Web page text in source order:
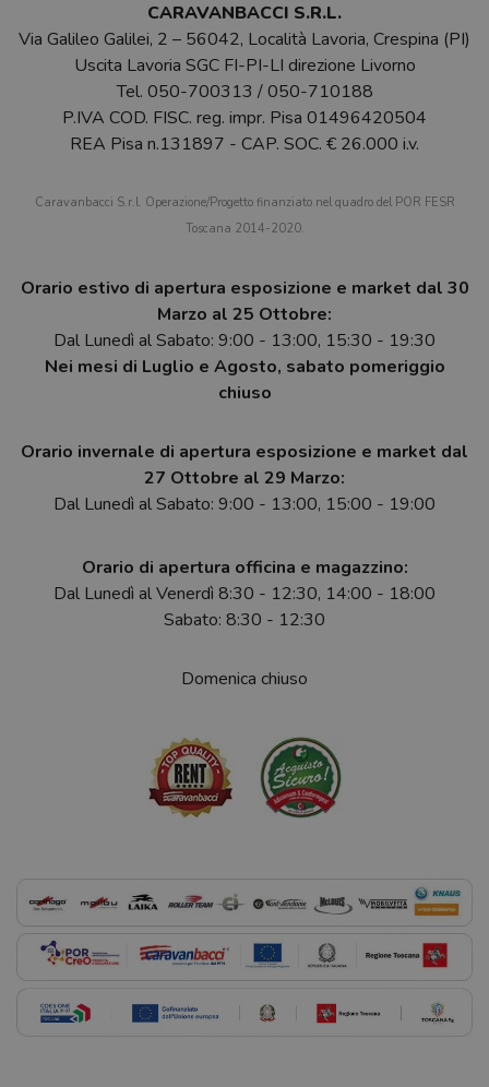
CARAVANBACCI S.R.L.
Via Galileo Galilei, 2 – 56042, Località Lavoria, Crespina (PI)
Uscita Lavoria SGC FI-PI-LI direzione Livorno
Tel. 050-700313 /050-710188
P.IVA COD. FISC. reg. impr. Pisa 01496420504
REA Pisa n.131897 - CAP. SOC. € 26.000 i.v.
Caravanbacci S.r.l. Operazione/Progetto finanziato nel quadro del POR FESR
Toscana 2014-2020.
Orario estivo di apertura esposizione e market dal 30
Marzo al 25 Ottobre:
Dal Lunedì al Sabato: 9:00 - 13:00, 15:30 - 19:30
Nei mesi di Luglio e Agosto, sabato pomeriggio
chiuso
Orario invernale di apertura esposizione e market dal
27 Ottobre al 29 Marzo:
Dal Lunedì al Sabato: 9:00 - 13:00, 15:00 - 19:00
Orario di apertura officina e magazzino:
Dal Lunedì al Venerdì 8:30 - 12:30, 14:00 - 18:00
Sabato: 8:30 - 12:30
Domenica chiuso